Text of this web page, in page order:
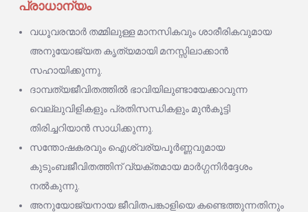
പ്രാധാന്യം
വധൂവരന്മാർ തമ്മിലുള്ള മാനസികവും ശാരീരികവുമായ
അനുയോജ്യത കൃത്യമായി മനസ്സിലാക്കാൻ
സഹായിക്കുന്നു.
ദാമ്പത്യജീവിതത്തിൽ ഭാവിയിലുണ്ടായേക്കാവുന്ന
വെല്ലുവിളികളും പ്രതിസന്ധികളും മുൻകൂട്ടി
തിരിച്ചറിയാൻ സാധിക്കുന്നു.
സന്തോഷകരവും ഐശ്വര്യപൂർണ്ണവുമായ
കുടുംബജീവിതത്തിന് വ്യക്തമായ മാർഗ്ഗനിർദ്ദേശം
നൽകുന്നു.
അനുയോജ്യനായ ജീവിതപങ്കാളിയെ കണ്ടെത്തുന്നതിനും